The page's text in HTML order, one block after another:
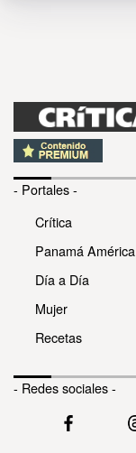
- Portales -
Crítica
Panamá América
Día a Día
Mujer
Recetas
- Redes sociales -